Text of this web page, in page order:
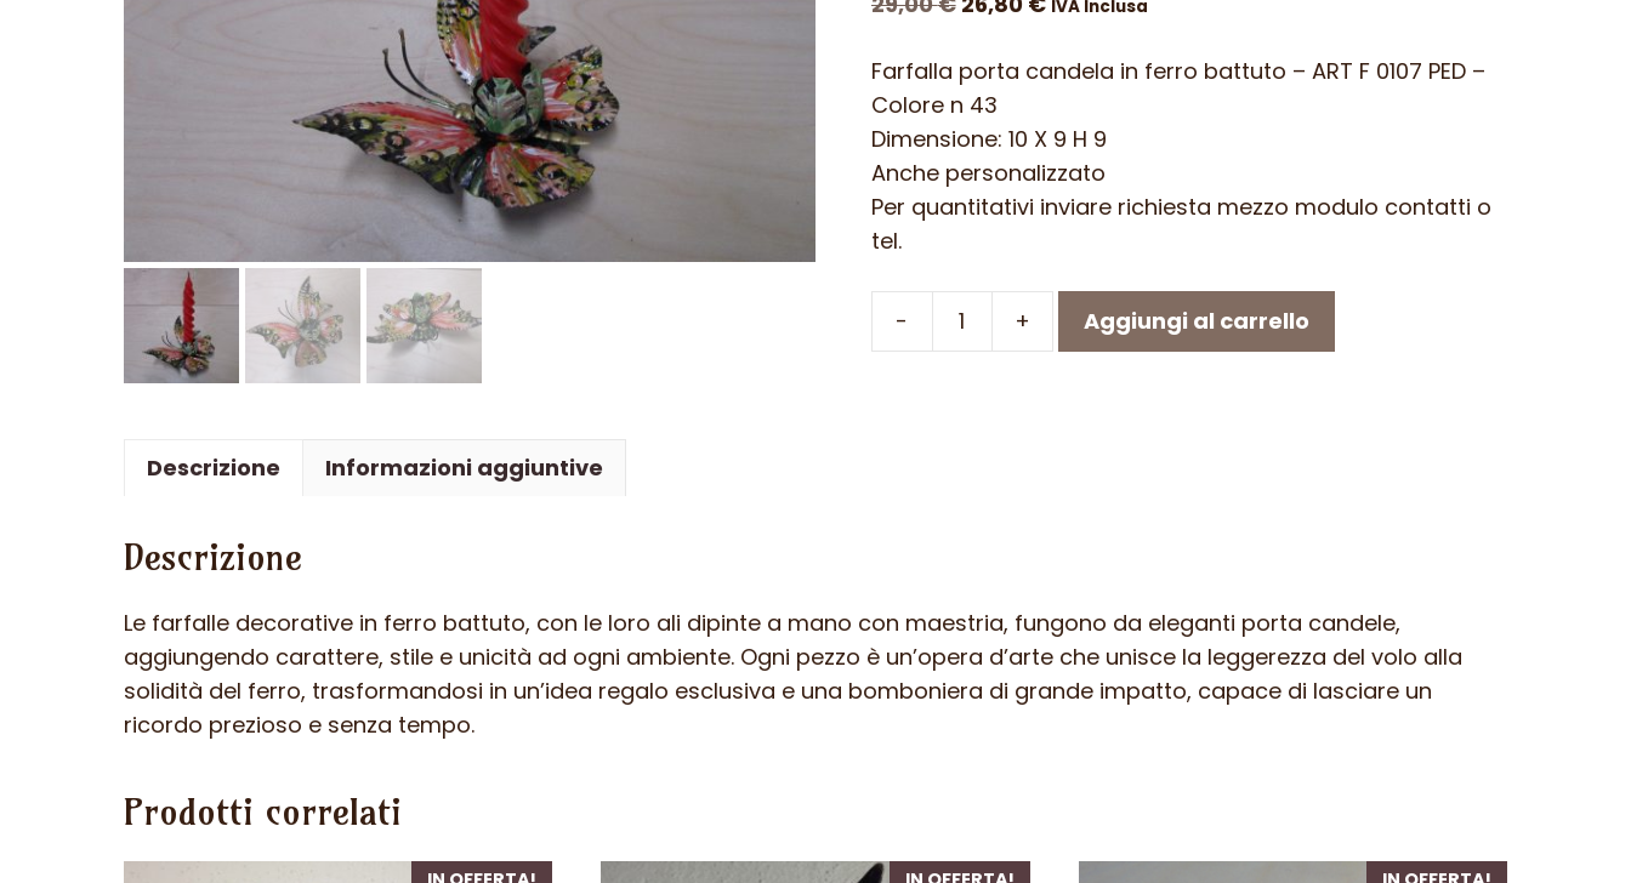
originale
era:
29,00 €.
attuale
26,80 €.
IVA Inclusa
Farfalla porta candela in ferro battuto – ART F 0107 PED –
Colore n 43
Dimensione: 10 X 9 H 9
Anche personalizzato
Per quantitativi inviare richiesta mezzo modulo contatti o
tel.
-
107
PED
+ Aggiungi al carrello
Descrizione Informazioni aggiuntive
Descrizione
Le farfalle decorative in ferro battuto, con le loro ali dipinte a mano con maestria, fungono da eleganti porta candele,
aggiungendo carattere, stile e unicità ad ogni ambiente. Ogni pezzo è un’opera d’arte che unisce la leggerezza del volo alla
solidità del ferro, trasformandosi in un’idea regalo esclusiva e una bomboniera di grande impatto, capace di lasciare un
ricordo prezioso e senza tempo.
Prodotti correlati